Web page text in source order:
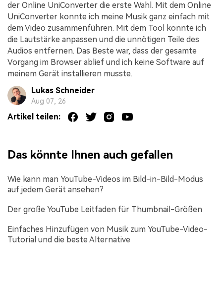
der Online UniConverter die erste Wahl. Mit dem Online
UniConverter konnte ich meine Musik ganz einfach mit
dem Video zusammenführen. Mit dem Tool konnte ich
die Lautstärke anpassen und die unnötigen Teile des
Audios entfernen. Das Beste war, dass der gesamte
Vorgang im Browser ablief und ich keine Software auf
meinem Gerät installieren musste.
Lukas Schneider
Aug 07, 26
Artikel teilen:
Das könnte Ihnen auch gefallen
Wie kann man YouTube-Videos im Bild-in-Bild-Modus
auf jedem Gerät ansehen?
Der große YouTube Leitfaden für Thumbnail-Größen
Einfaches Hinzufügen von Musik zum YouTube-Video-
Tutorial und die beste Alternative